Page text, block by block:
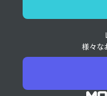
様々な